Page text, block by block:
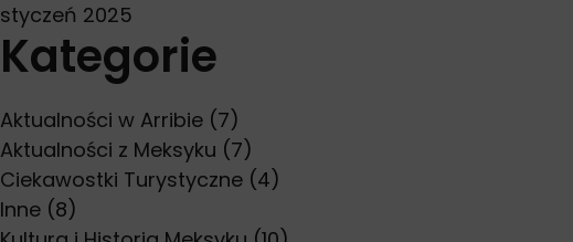
styczeń 2025
Kategorie
Aktualności w Arribie (7)
Aktualności z Meksyku (7)
Ciekawostki Turystyczne (4)
Inne (8)